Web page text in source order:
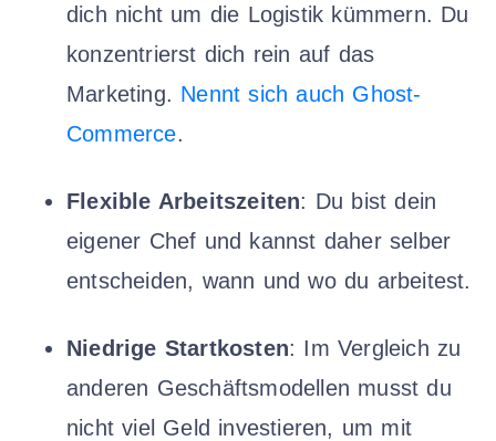
dich nicht um die Logistik kümmern. Du
konzentrierst dich rein auf das
Marketing. Nennt sich auch Ghost-
Commerce.
Flexible Arbeitszeiten: Du bist dein
eigener Chef und kannst daher selber
entscheiden, wann und wo du arbeitest.
Niedrige Startkosten: Im Vergleich zu
anderen Geschäftsmodellen musst du
nicht viel Geld investieren, um mit